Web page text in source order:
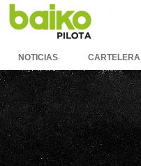
NOTICIAS CARTELERA